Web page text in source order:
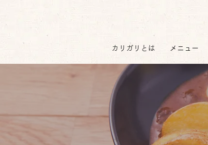
カリガリとは メニュー